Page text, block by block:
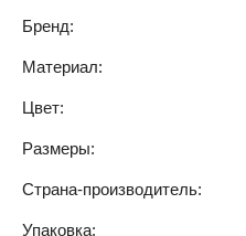
Бренд:
Материал:
Цвет:
Размеры:
Страна-производитель:
Упаковка: